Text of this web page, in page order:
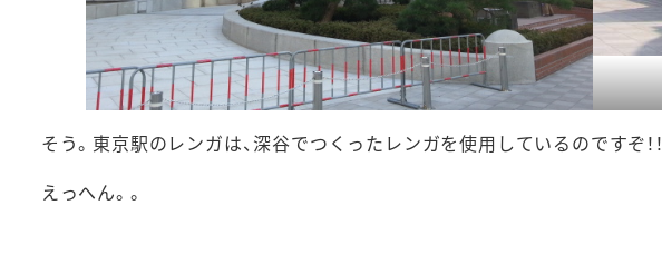
そう。東京駅のレンガは、深谷でつくったレンガを使用しているのですぞ！！
えっへん。。